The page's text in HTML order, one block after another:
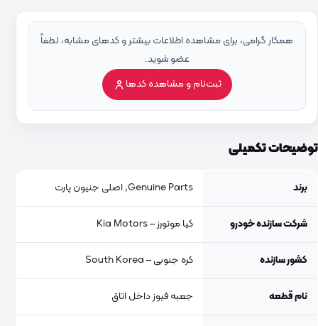
همکار گرامی، برای مشاهده اطلاعات بیشتر و کدهای مشابه، لطفاً
عضو شوید.
ثبت‌نام و مشاهده کدها
توضیحات تکمیلی
برند Genuine Parts, اصلی جنیون پارت
شرکت سازنده خودرو کیا موتورز – Kia Motors
کشور سازنده کره جنوبی – South Korea
نام قطعه جعبه فیوز داخل اتاق